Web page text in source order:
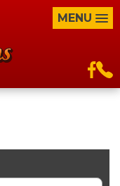
MENU